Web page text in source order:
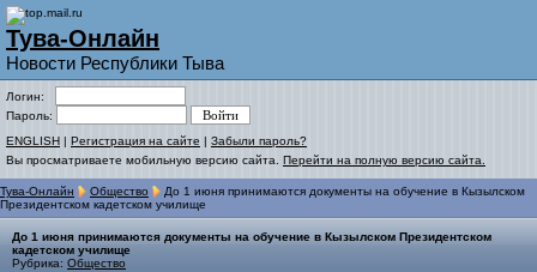
Тува-Онлайн
Новости Республики Тыва
Логин:
Пароль:
ENGLISH | Регистрация на сайте | Забыли пароль?
Вы просматриваете мобильную версию сайта. Перейти на полную версию сайта.
Тува-Онлайн Общество
До 1 июня принимаются документы на обучение в Кызылском
Президентском кадетском училище
До 1 июня принимаются документы на обучение в Кызылском Президентском
кадетском училище
Рубрика: Общество